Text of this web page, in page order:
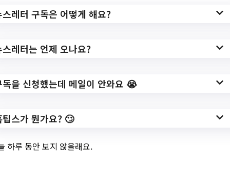
작성일: 2023-11-17 ~
3. [1인가구/비대면]마
참여자 모집
스레터 구독은 어떻게 해요?
스레터는 언제 오나요?
독을 신청했는데 메일이 안와요 😭
팁스가 뭔가요? 🙄
하루 동안 보지 않을래요.